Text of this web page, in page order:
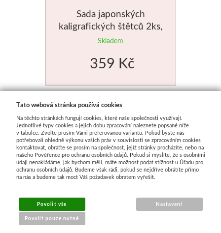
Sada japonských
kaligrafických štětců 2ks,
mix chlupů
Skladem
359 Kč
Tato webová stránka používá cookies
Na těchto stránkách fungují cookies, které naše společnosti využívají.
Jednotlivé typy cookies a jejich dobu zpracování naleznete popsané níže
v tabulce. Zvolte prosím Vámi preferovanou variantu. Pokud byste nás
potřebovali ohledně výkonu vašich práv v souvislosti se zpracováním cookies
kontaktovat, obraťte se prosím na společnost, jejíž stránky procházíte, nebo na
našeho Pověřence pro ochranu osobních údajů. Pokud si myslíte, že s osobními
údaji nenakládáme, jak bychom měli, máte možnost podat stížnost u Úřadu pro
ochranu osobních údajů. Budeme však rádi, pokud se nejdříve obrátíte přímo
na nás a budeme tak moct Váš požadavek obratem vyřešit.
Povolit vše
Povolit pouze nutné
Nastavení